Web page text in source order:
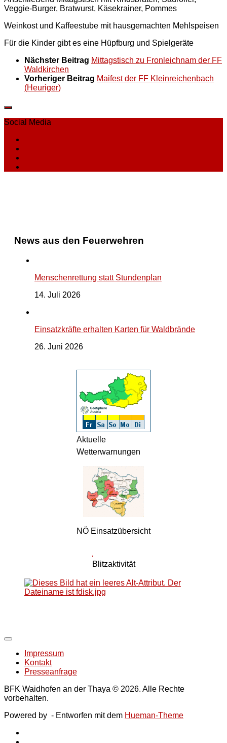
Veggie-Burger, Bratwurst, Käsekrainer, Pommes
Weinkost und Kaffeestube mit hausgemachten Mehlspeisen
Für die Kinder gibt es eine Hüpfburg und Spielgeräte
Nächster Beitrag Mittagstisch zu Fronleichnam der FF
Waldkirchen
Vorheriger Beitrag Maifest der FF Kleinreichenbach
(Heuriger)
Social Media
News aus den Feuerwehren
Menschenrettung statt Stundenplan
14. Juli 2026
Einsatzkräfte erhalten Karten für Waldbrände
26. Juni 2026
Aktuelle
Wetterwarnungen
NÖ Einsatzübersicht
Blitzaktivität
Impressum
Kontakt
Presseanfrage
BFK Waidhofen an der Thaya © 2026. Alle Rechte
vorbehalten.
Powered by - Entworfen mit dem Hueman-Theme